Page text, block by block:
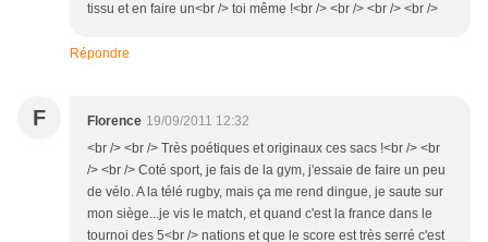
tissu et en faire un<br /> toi même !<br /> <br /> <br /> <br />
Répondre
F Florence 19/09/2011 12:32
<br /> <br /> Très poétiques et originaux ces sacs !<br /> <br
/> <br /> Coté sport, je fais de la gym, j'essaie de faire un peu
de vélo. A la télé rugby, mais ça me rend dingue, je saute sur
mon siège...je vis le match, et quand c'est la france dans le
tournoi des 5<br /> nations et que le score est très serré c'est